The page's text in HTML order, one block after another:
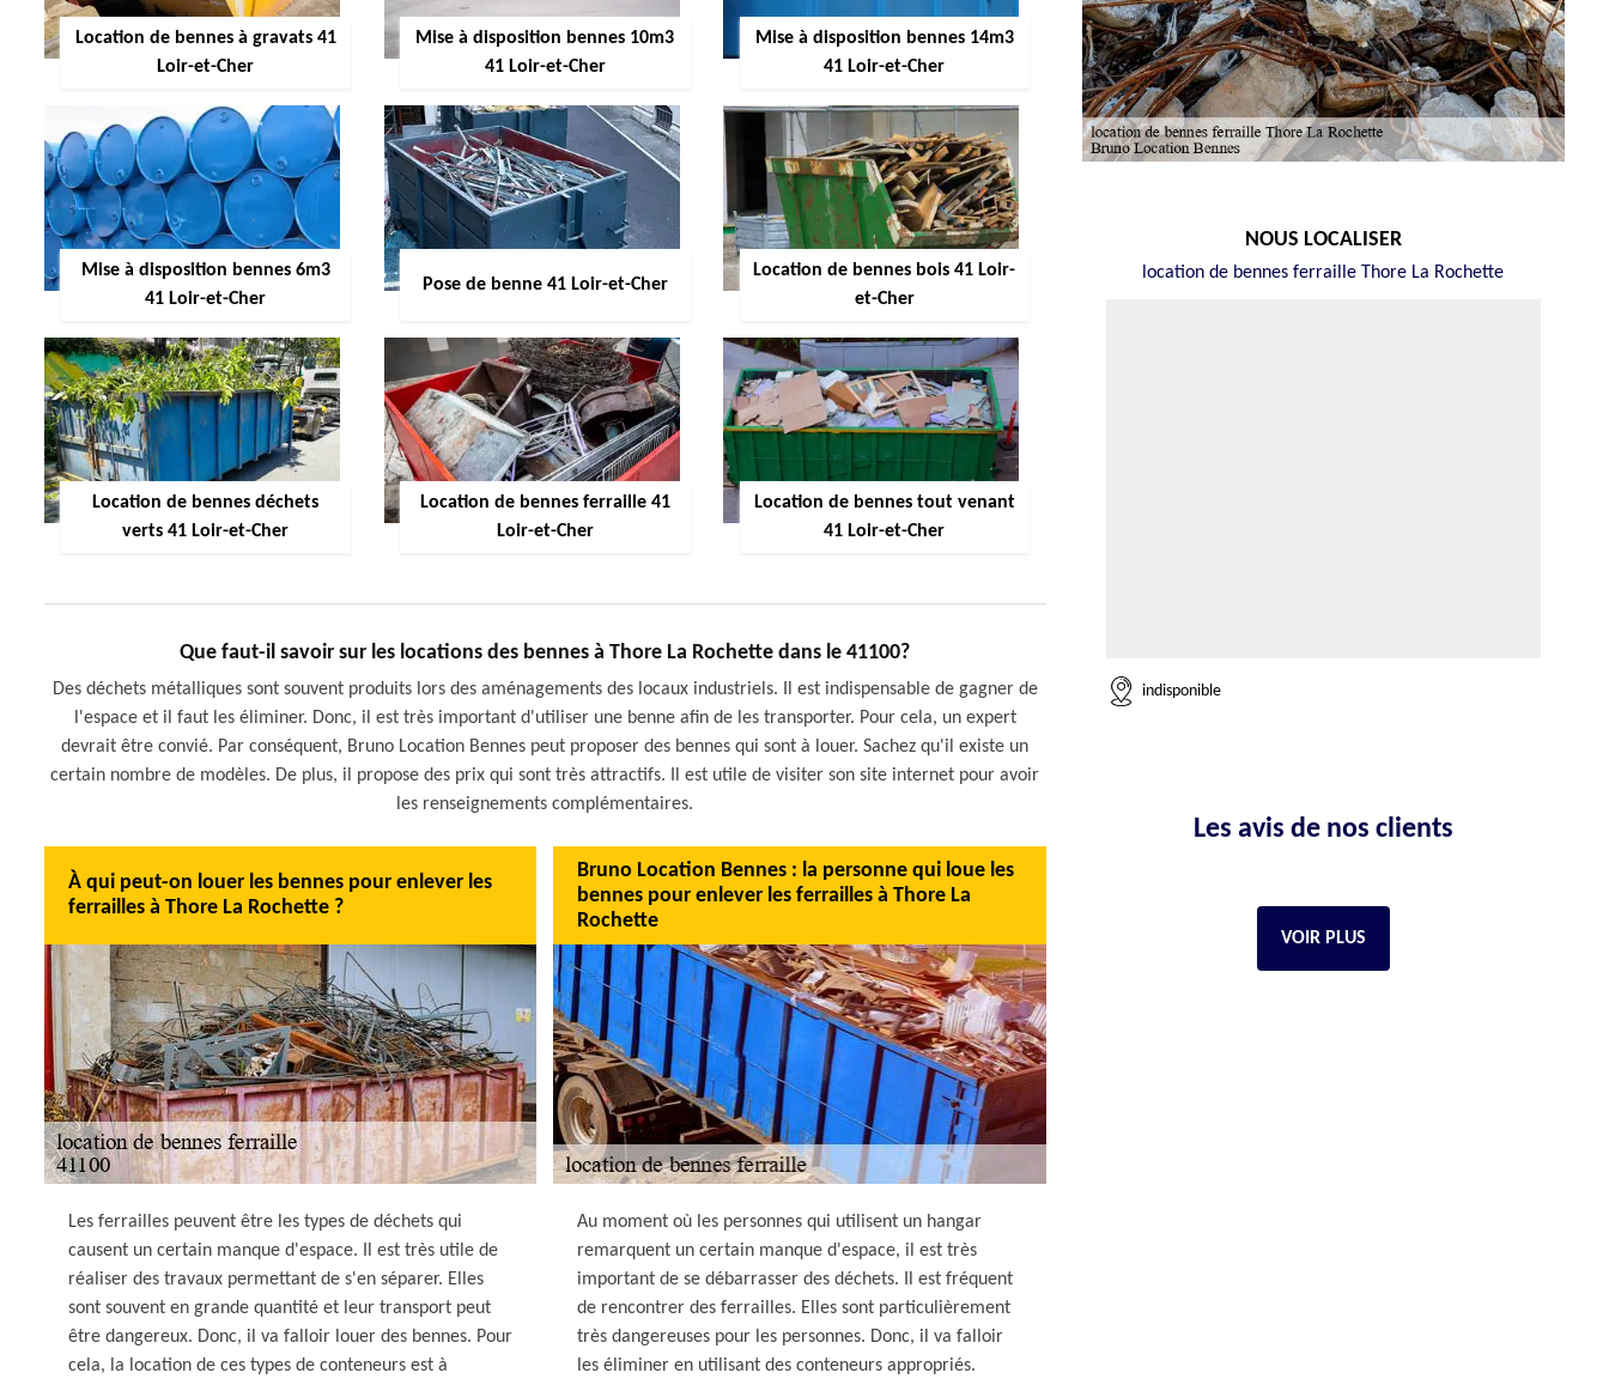
Location de bennes à gravats 41
Loir-et-Cher
Mise à disposition bennes 10m3
41 Loir-et-Cher
Mise à disposition bennes 14m3
41 Loir-et-Cher
Mise à disposition bennes 6m3
41 Loir-et-Cher
Pose de benne 41 Loir-et-Cher
Location de bennes bois 41 Loir-
et-Cher
Location de bennes déchets
verts 41 Loir-et-Cher
Location de bennes ferraille 41
Loir-et-Cher
Location de bennes tout venant
41 Loir-et-Cher
Que faut-il savoir sur les locations des bennes à Thore La Rochette dans le 41100?
Des déchets métalliques sont souvent produits lors des aménagements des locaux industriels. Il est indispensable de gagner de
l'espace et il faut les éliminer. Donc, il est très important d'utiliser une benne afin de les transporter. Pour cela, un expert
devrait être convié. Par conséquent, Bruno Location Bennes peut proposer des bennes qui sont à louer. Sachez qu'il existe un
certain nombre de modèles. De plus, il propose des prix qui sont très attractifs. Il est utile de visiter son site internet pour avoir
les renseignements complémentaires.
À qui peut-on louer les bennes pour enlever les
ferrailles à Thore La Rochette ?
Les ferrailles peuvent être les types de déchets qui
causent un certain manque d'espace. Il est très utile de
réaliser des travaux permettant de s'en séparer. Elles
sont souvent en grande quantité et leur transport peut
être dangereux. Donc, il va falloir louer des bennes. Pour
cela, la location de ces types de conteneurs est à
Bruno Location Bennes : la personne qui loue les
bennes pour enlever les ferrailles à Thore La
Rochette
Au moment où les personnes qui utilisent un hangar
remarquent un certain manque d'espace, il est très
important de se débarrasser des déchets. Il est fréquent
de rencontrer des ferrailles. Elles sont particulièrement
très dangereuses pour les personnes. Donc, il va falloir
les éliminer en utilisant des conteneurs appropriés.
NOUS LOCALISER
location de bennes ferraille Thore La Rochette
indisponible
Les avis de nos clients
VOIR PLUS